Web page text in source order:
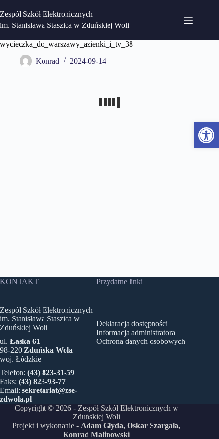
Otwórz pasek narzędzi
do
treści
Zespół Szkół Elektronicznych
im. Stanisława Staszica w Zduńskiej Woli
wycieczka_do_warszawy_azienki_i_tv_38
Konrad 2024-09-14
KONTAKT
Zespół Szkół Elektronicznych
im. Stanisława Staszica w
Zduńskiej Woli
ul. Łaska 61
98-220 Zduńska Wola
woj. Łódzkie
Telefon: (43) 823-31-59
Faks: (43) 823-93-77
Email: sekretariat@zse-
zdwola.pl
Przydatne linki
Deklaracja dostępności
Informacja administratora
Ochrona danych osobowych
Copyright © 2026 - Zespół Szkół Elektronicznych w
Zduńskiej Woli
Projekt i wykonanie - Adam Głyda, Oskar Szargała,
Konrad Malinowski